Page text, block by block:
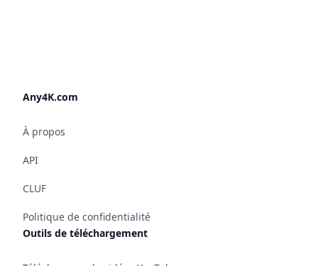
Any4K.com
À propos
API
CLUF
Politique de confidentialité
Outils de téléchargement